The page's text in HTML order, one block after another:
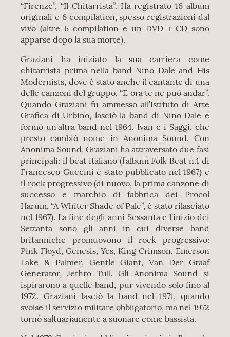
“Firenze”, “Il Chitarrista”. Ha registrato 16 album
originali e 6 compilation, spesso registrazioni dal
vivo (altre 6 compilation e un DVD + CD sono
apparse dopo la sua morte).
Graziani ha iniziato la sua carriera come
chitarrista prima nella band Nino Dale and His
Modernists, dove è stato anche il cantante di una
delle canzoni del gruppo, “E ora te ne può andar”.
Quando Graziani fu ammesso all’Istituto di Arte
Grafica di Urbino, lasciò la band di Nino Dale e
formò un’altra band nel 1964, Ivan e i Saggi, che
presto cambiò nome in Anonima Sound. Con
Anonima Sound, Graziani ha attraversato due fasi
principali: il beat italiano (l’album Folk Beat n.1 di
Francesco Guccini è stato pubblicato nel 1967) e
il rock progressivo (di nuovo, la prima canzone di
successo e marchio di fabbrica dei Procol
Harum, “A Whiter Shade of Pale”, è stato rilasciato
nel 1967). La fine degli anni Sessanta e l’inizio dei
Settanta sono gli anni in cui diverse band
britanniche promuovono il rock progressivo:
Pink Floyd, Genesis, Yes, King Crimson, Emerson
Lake & Palmer, Gentle Giant, Van Der Graaf
Generator, Jethro Tull. Gli Anonima Sound si
ispirarono a quelle band, pur vivendo solo fino al
1972. Graziani lasciò la band nel 1971, quando
svolse il servizio militare obbligatorio, ma nel 1972
tornò saltuariamente a suonare come bassista.